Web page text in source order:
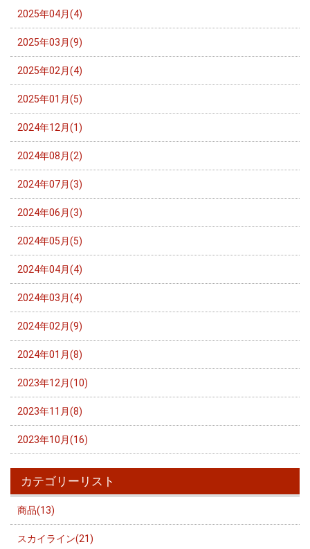
2025年04月(4)
2025年03月(9)
2025年02月(4)
2025年01月(5)
2024年12月(1)
2024年08月(2)
2024年07月(3)
2024年06月(3)
2024年05月(5)
2024年04月(4)
2024年03月(4)
2024年02月(9)
2024年01月(8)
2023年12月(10)
2023年11月(8)
2023年10月(16)
カテゴリーリスト
商品(13)
スカイライン(21)